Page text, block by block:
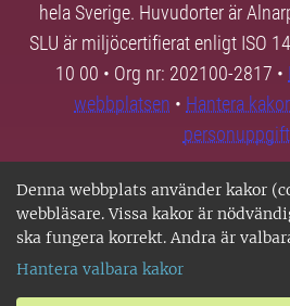
Denna webbplats använder kakor
webbläsare. Vissa kakor är
ska fungera korrekt. Andra är
Hantera valbara kakor
hela Sverige. Huvudorter är
SLU är miljöcertifierat enligt ISO
10 00 • Org nr: 202100-2817 •
webbplatsen • Hantera kakor